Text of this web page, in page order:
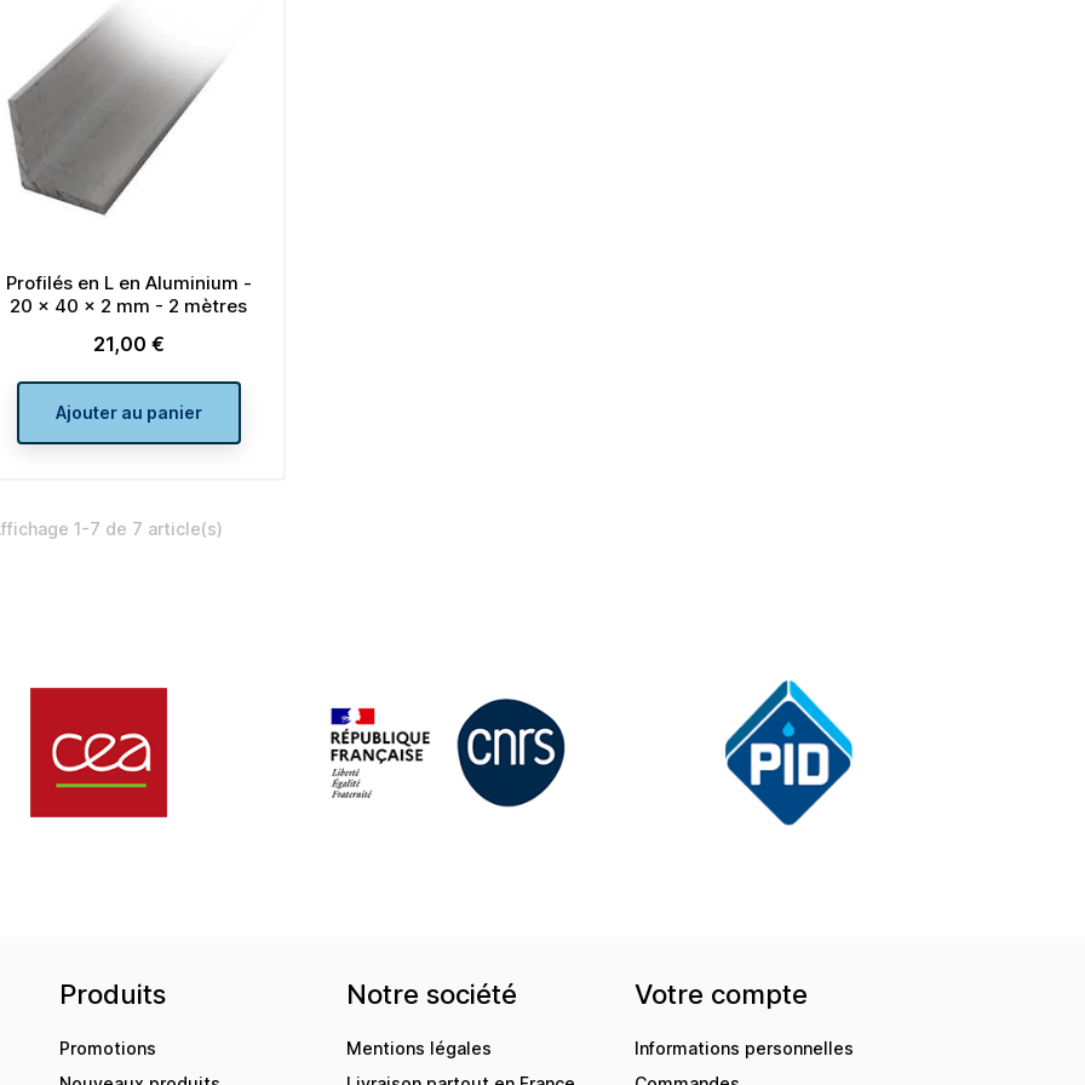
Profilés en L en Aluminium -
20 x 40 x 2 mm - 2 mètres
Prix
21,00 €
Ajouter au panier
1-7 de 7 article(s)
Produits
Promotions
Notre société
Mentions légales
Votre compte
Informations personnelles